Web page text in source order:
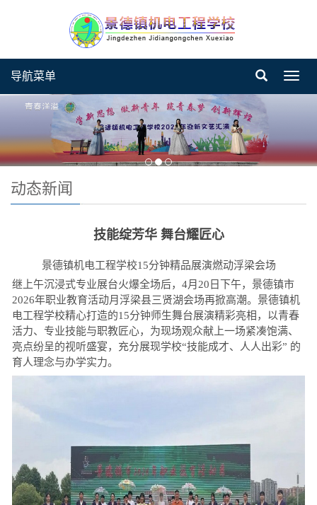
导航菜单
动态新闻
技能绽芳华 舞台耀匠心
景德镇机电工程学校15分钟精品展演燃动浮梁会场
继上午沉浸式专业展台火爆全场后，4月20日下午，景德镇市
2026年职业教育活动月浮梁县三贤湖会场再掀高潮。景德镇机
电工程学校精心打造的15分钟师生舞台展演精彩亮相，以青春
活力、专业技能与职教匠心，为现场观众献上一场紧凑饱满、
亮点纷呈的视听盛宴，充分展现学校“技能成才、人人出彩” 的
育人理念与办学实力。